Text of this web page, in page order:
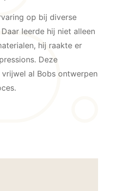
op bij diverse
leerde hij niet alleen
hij raakte er
Deze
al Bobs ontwerpen